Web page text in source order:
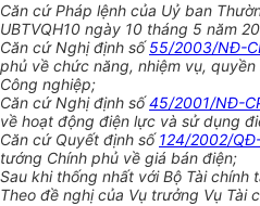
Căn cứ Pháp lệnh của Uỷ ban
UBTVQH10 ngày 10 tháng 5 năm
Căn cứ Nghị định số55/2003/NĐ-
phủ về chức năng, nhiệm vụ,
Công nghiệp;
Căn cứ Nghị định số45/2001/NĐ-
về hoạt động điện lực và sử dụng
Căn cứ Quyết định số124/2002/
tướng Chính phủ về giá bán điện;
Sau khi thống nhất với Bộ Tài chính
Theo đề nghị của Vụ trưởng Vụ Tài